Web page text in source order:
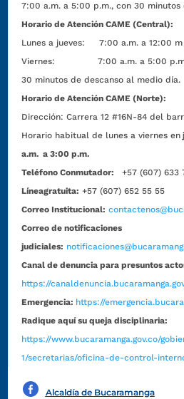
7:00 a.m. a 5:00 p.m., con 30
Horario de Atención CAME (Central):
Lunes a jueves: 7:00 a.m. a 12:00 m
Viernes: 7:00 a.m. a 5:00 p.m.
30 minutos de descanso al medio día.
Horario de Atención CAME (Norte):
Dirección:Carrera 12 #16N-84 del
Horario habitual de lunes a viernes en
a.m. a 3:00 p.m.
Teléfono Conmutador:
+57 (607) 633
Líneagratuita: +57 (607) 652 55 55
Correo Institucional:
Correo de notificaciones
judiciales:
Canal de denuncia para presuntos
https://
Emergencia: https://
Radique aquí su queja disciplinaria:
https://www.bucaramanga.gov.co/
1/secretarias/oficina-de-control-
Alcaldía de Bucaramanga